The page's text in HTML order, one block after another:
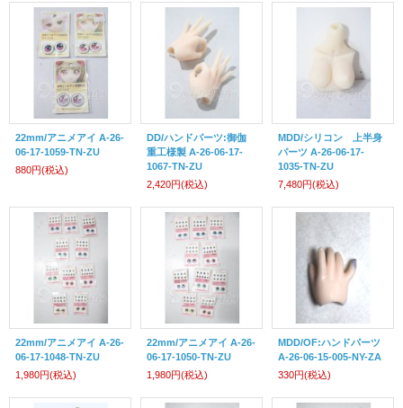
22mm/アニメアイ A-26-
06-17-1059-TN-ZU
880円(税込)
DD/ハンドパーツ:御伽
重工様製 A-26-06-17-
1067-TN-ZU
2,420円(税込)
MDD/シリコン 上半身
パーツ A-26-06-17-
1035-TN-ZU
7,480円(税込)
22mm/アニメアイ A-26-
06-17-1048-TN-ZU
1,980円(税込)
22mm/アニメアイ A-26-
06-17-1050-TN-ZU
1,980円(税込)
MDD/OF:ハンドパーツ
A-26-06-15-005-NY-ZA
330円(税込)